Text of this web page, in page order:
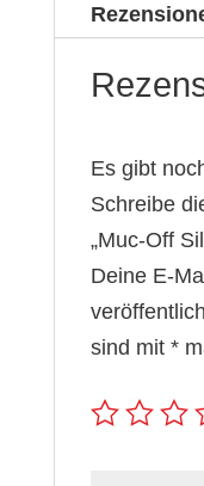
Es gibt
Schreibe
„Muc-Off
Deine E-
sind mit *